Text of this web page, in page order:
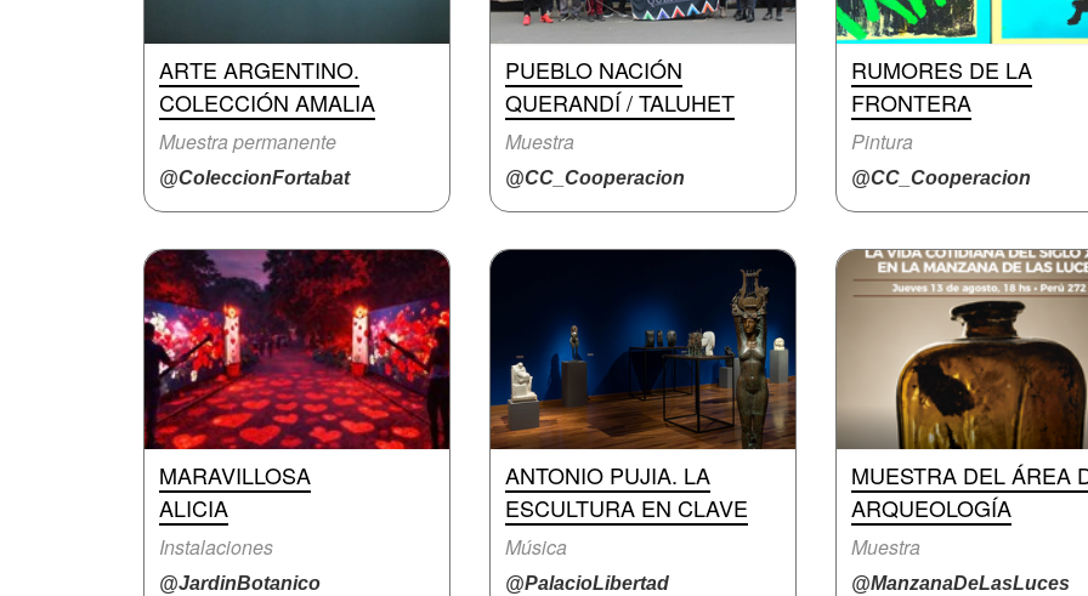
ARTE ARGENTINO.
COLECCIÓN AMALIA
Muestra permanente
@ColeccionFortabat
PUEBLO NACIÓN
QUERANDÍ / TALUHET
Muestra
@CC_Cooperacion
RUMORES DE LA
FRONTERA
Pintura
@CC_Cooperacion
MARAVILLOSA
ALICIA
Instalaciones
@JardinBotanico
ANTONIO PUJIA. LA
ESCULTURA EN CLAVE
Música
@PalacioLibertad
MUESTRA DEL ÁREA
ARQUEOLOGÍA
Muestra
@ManzanaDeLasLuces